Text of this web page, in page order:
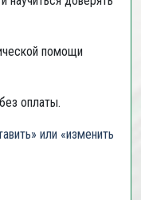
помощи
оплаты.
или «изменить